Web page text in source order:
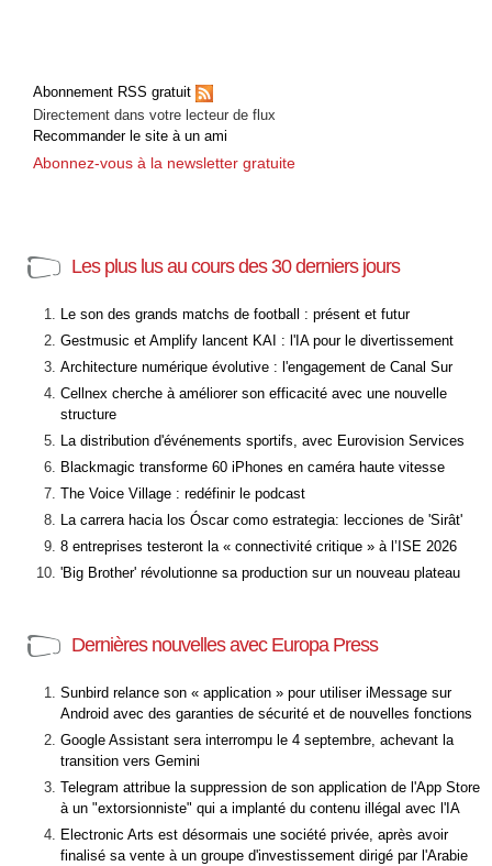
Abonnement RSS gratuit
Directement dans votre lecteur de flux
Recommander le site à un ami
Abonnez-vous à la newsletter gratuite
Les plus lus au cours des 30 derniers jours
Le son des grands matchs de football : présent et futur
Gestmusic et Amplify lancent KAI : l'IA pour le divertissement
Architecture numérique évolutive : l'engagement de Canal Sur
Cellnex cherche à améliorer son efficacité avec une nouvelle
structure
La distribution d'événements sportifs, avec Eurovision Services
Blackmagic transforme 60 iPhones en caméra haute vitesse
The Voice Village : redéfinir le podcast
La carrera hacia los Óscar como estrategia: lecciones de 'Sirât'
8 entreprises testeront la « connectivité critique » à l’ISE 2026
'Big Brother' révolutionne sa production sur un nouveau plateau
Dernières nouvelles avec Europa Press
Sunbird relance son « application » pour utiliser iMessage sur
Android avec des garanties de sécurité et de nouvelles fonctions
Google Assistant sera interrompu le 4 septembre, achevant la
transition vers Gemini
Telegram attribue la suppression de son application de l'App Store
à un "extorsionniste" qui a implanté du contenu illégal avec l'IA
Electronic Arts est désormais une société privée, après avoir
finalisé sa vente à un groupe d'investissement dirigé par l'Arabie